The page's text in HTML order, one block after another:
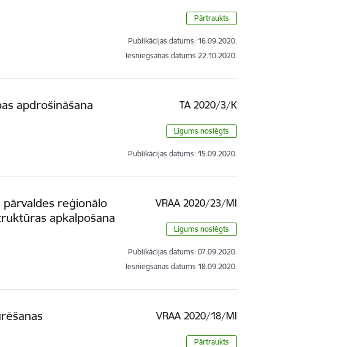
Pārtraukts
Publikācijas datums: 16.09.2020.
Iesniegšanas datums 22.10.2020.
apdrošināšana TA 2020/3/K
Līgums noslēgts
Publikācijas datums: 15.09.2020.
pārvaldes reģionālo
apkalpošana
VRAA 2020/23/MI
Līgums noslēgts
Publikācijas datums: 07.09.2020.
Iesniegšanas datums 18.09.2020.
VRAA 2020/18/MI
Pārtraukts